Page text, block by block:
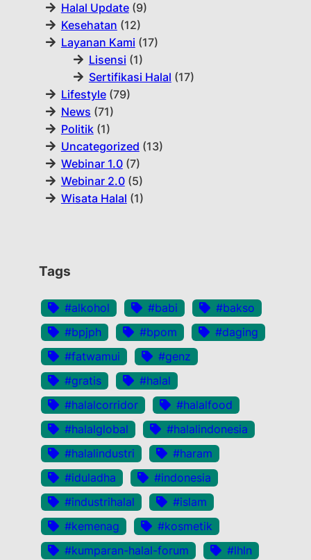
Halal Update(9)
Kesehatan (12)
Layanan Kami (17)
Lisensi (1)
Sertifikasi Halal (17)
Lifestyle(79)
News (71)
Politik(1)
Uncategorized (13)
Webinar 1.0(7)
Webinar 2.0(5)
Wisata Halal (1)
Tags
#alkohol #babi
#bakso
#bpjph
#bpom
#daging
#fatwamui
#genz
#gratis
#halal
#halalcorridor
#halalfood
#halalglobal
#halalindonesia
#halalindustri
#haram
#iduladha
#indonesia
#industrihalal
#islam
#kemenag
#kosmetik
#kumparan-halal-forum
#lhln